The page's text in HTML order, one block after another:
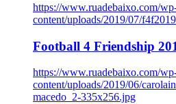
https://www.ruadebaixo.com/
content/uploads/2019/07/
Football 4 Friendship
https://www.ruadebaixo.com/
content/uploads/2019/06/
macedo_2-335x256.jpg